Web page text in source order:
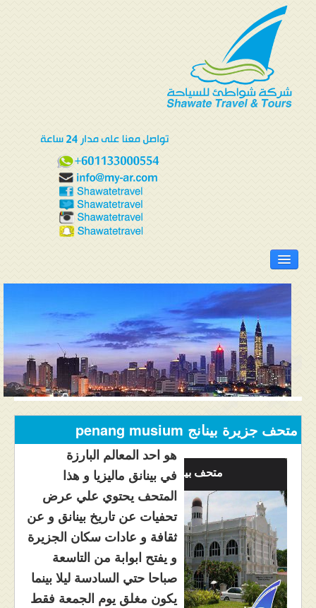
الرئيسية
المنتدى
دليل ماليزيا
فنادق ماليزيا
الاماكن السياحية ماليزيا
مواصلات ماليزيا
مدن ماليزيا
كيفية الحجز
من نحن
متحف جزيرة بينانج penang musium
هو احد المعالم البارزة
في بينانق ماليزيا و هذا
المتحف يحتوي علي عرض
تحفيات عن تاريخ بينانق و عن
ثقافة و عادات سكان الجزيرة
و يفتح ابوابة من التاسعة
صباحا حتي السادسة ليلا بينما
يكون مغلق يوم الجمعة فقط
متحف بينانج